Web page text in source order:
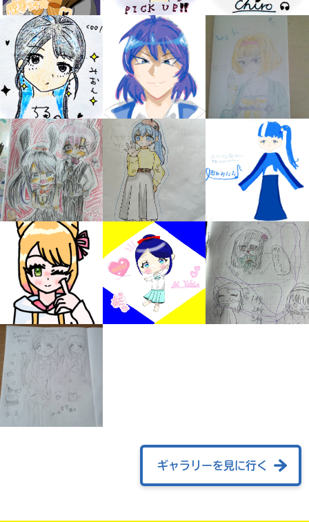
みんなの絵が
自分だけの
ギャラリーを見に行く